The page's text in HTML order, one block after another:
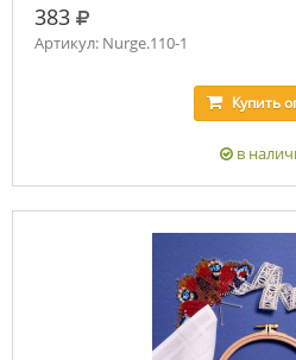
383 руб.
Артикул: Nurge.110-1
Купить
в